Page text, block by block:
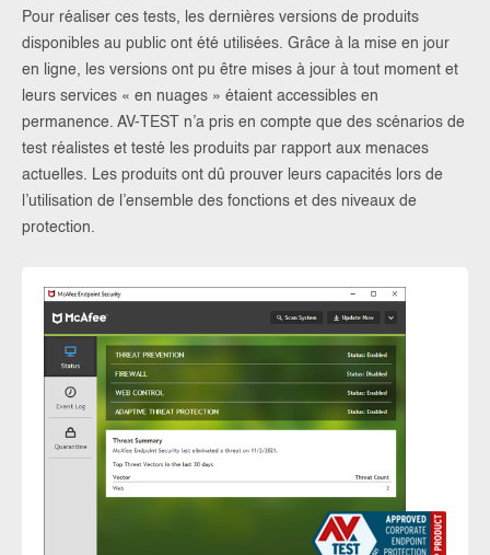
Pour réaliser ces tests, les dernières versions de produits
disponibles au public ont été utilisées. Grâce à la mise en jour
en ligne, les versions ont pu être mises à jour à tout moment et
leurs services « en nuages » étaient accessibles en
permanence. AV-TEST n’a pris en compte que des scénarios de
test réalistes et testé les produits par rapport aux menaces
actuelles. Les produits ont dû prouver leurs capacités lors de
l’utilisation de l’ensemble des fonctions et des niveaux de
protection.